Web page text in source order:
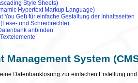
Style Sheets)
Hypertext Markup Language)
You Get) für einfache Gestaltung der Inhaltsseiten
und Schreibrechte)
anbinden
Management System
Datenbanklösung zur einfachen Erstellung